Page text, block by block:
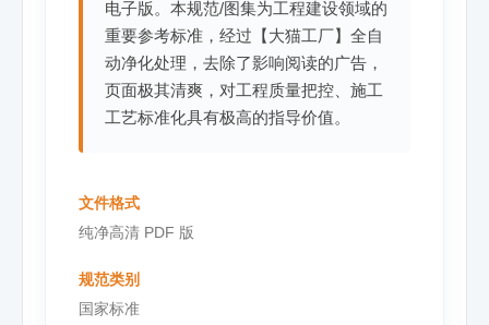
电子版。本规范/图集为工程建设领域的
重要参考标准，经过【大猫工厂】全自
动净化处理，去除了影响阅读的广告，
页面极其清爽，对工程质量把控、施工
工艺标准化具有极高的指导价值。
文件格式
纯净高清 PDF 版
规范类别
国家标准